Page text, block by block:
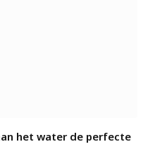
het water de perfecte